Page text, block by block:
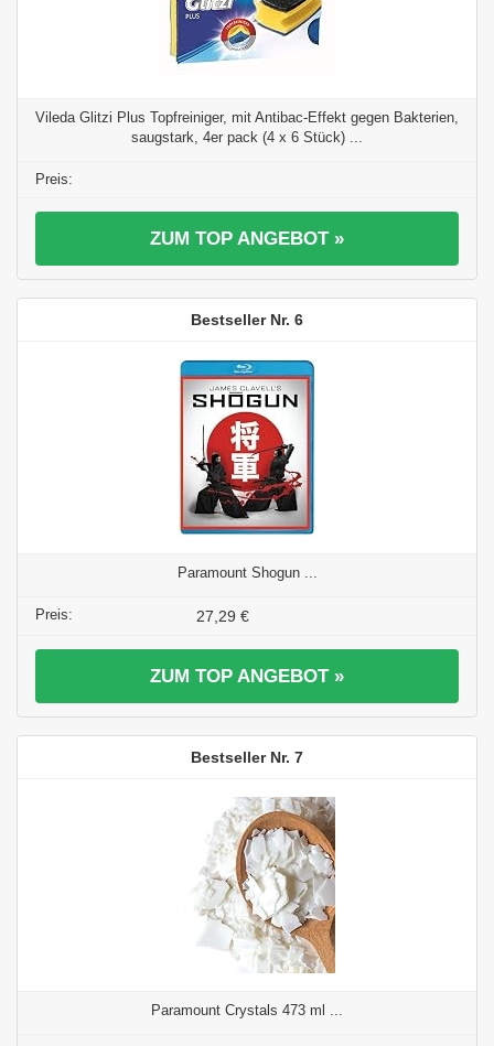
Vileda Glitzi Plus Topfreiniger, mit Antibac-Effekt gegen Bakterien,
saugstark, 4er pack (4 x 6 Stück) ...
ZUM TOP ANGEBOT »
6
Paramount Shogun ...
27,29 €
ZUM TOP ANGEBOT »
7
Paramount Crystals 473 ml ...